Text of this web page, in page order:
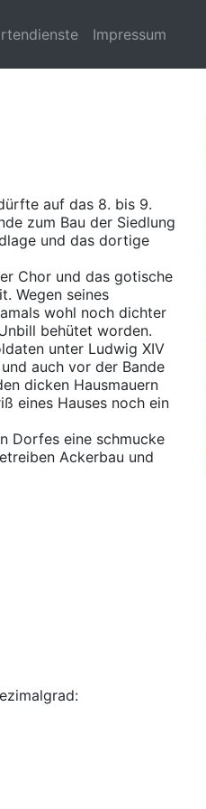
Impressum
auf das 8. bis 9.
zum Bau der Siedlung
und das dortige
Chor und das gotische
Wegen seines
wohl noch dichter
behütet worden.
unter Ludwig XIV
auch vor der Bande
dicken Hausmauern
eines Hauses noch ein
Dorfes eine schmucke
Ackerbau und